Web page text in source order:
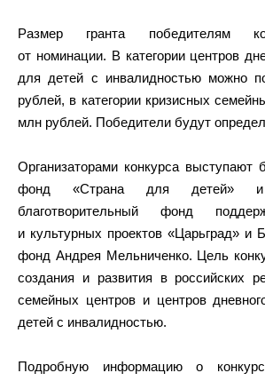
Размер гранта победителям
от номинации. В категории центров
для детей с инвалидностью можно
рублей, в категории кризисных
млн рублей. Победители будут
Организаторами конкурса выступают
фонд «Страна для детей»
благотворительный фонд
и культурных проектов «Царьград» и
фонд Андрея Мельниченко. Цель
создания и развития в российских
семейных центров и центров
детей с инвалидностью.
Подробную информацию о